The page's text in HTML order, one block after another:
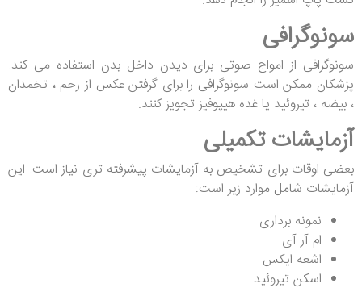
سونوگرافی
سونوگرافی از امواج صوتی برای دیدن داخل بدن استفاده می کند.
پزشکان ممکن است سونوگرافی را برای گرفتن عکس از رحم ، تخمدان
، بیضه ، تیروئید یا غده هیپوفیز تجویز کنند.
آزمایشات تکمیلی
بعضی اوقات برای تشخیص به آزمایشات پیشرفته تری نیاز است. این
آزمایشات شامل موارد زیر است:
نمونه برداری
ام آر آی
اشعه ایکس
اسکن تیروئید